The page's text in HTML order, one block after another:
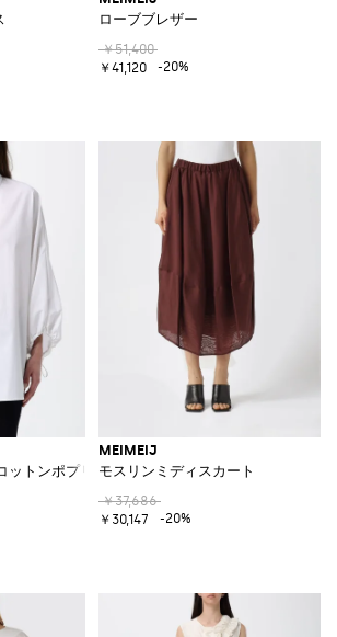
ローブブレザー
￥51,400
￥41,120
-20%
ットンポプリン シャツ
MEIMEIJ
モスリンミディスカート
￥37,686
￥30,147
-20%